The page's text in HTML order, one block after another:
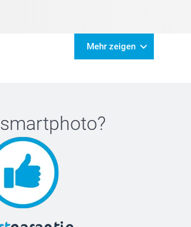
Mehr zeigen
smartphoto?